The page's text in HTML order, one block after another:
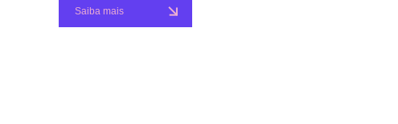
Saiba mais